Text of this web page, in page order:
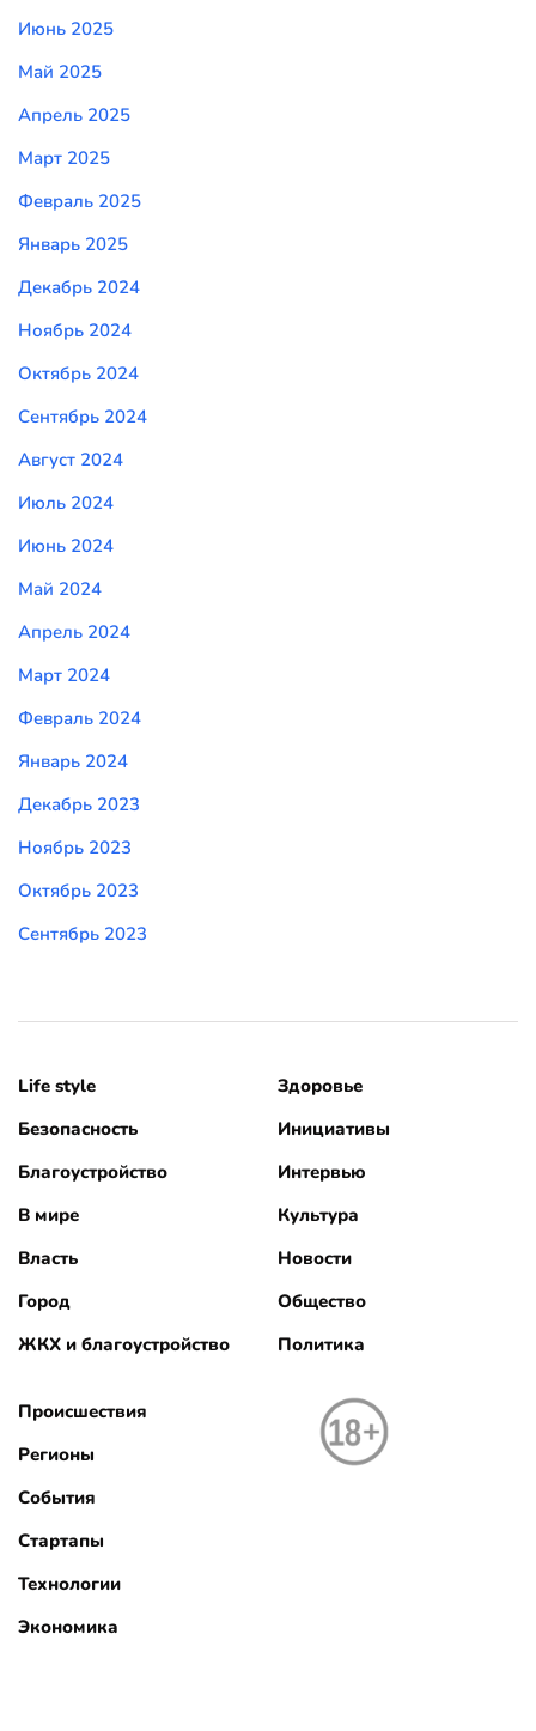
Июнь 2025
Май 2025
Апрель 2025
Март 2025
Февраль 2025
Январь 2025
Декабрь 2024
Ноябрь 2024
Октябрь 2024
Сентябрь 2024
Август 2024
Июль 2024
Июнь 2024
Май 2024
Апрель 2024
Март 2024
Февраль 2024
Январь 2024
Декабрь 2023
Ноябрь 2023
Октябрь 2023
Сентябрь 2023
Life style
Безопасность
Благоустройство
В мире
Власть
Город
ЖКХ и благоустройство
Здоровье
Инициативы
Интервью
Культура
Новости
Общество
Политика
Происшествия
Регионы
События
Стартапы
Технологии
Экономика